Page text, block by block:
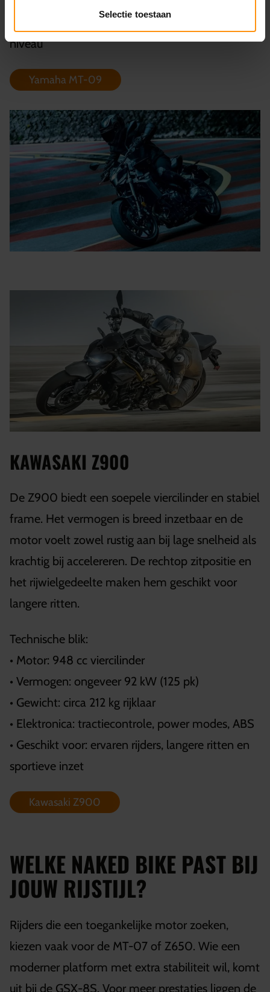
Selectie toestaan
• Geschikt voor: sportieve rijders, geavanceerder
niveau
Yamaha MT-09
KAWASAKI Z900
De Z900 biedt een soepele viercilinder en stabiel
frame. Het vermogen is breed inzetbaar en de
motor voelt zowel rustig aan bij lage snelheid als
krachtig bij accelereren. De rechtop zitpositie en
het rijwielgedeelte maken hem geschikt voor
langere ritten.
Technische blik:
• Motor: 948 cc viercilinder
• Vermogen: ongeveer 92 kW (125 pk)
• Gewicht: circa 212 kg rijklaar
• Elektronica: tractiecontrole, power modes, ABS
• Geschikt voor: ervaren rijders, langere ritten en
sportieve inzet
Kawasaki Z900
WELKE NAKED BIKE PAST BIJ
JOUW RIJSTIJL?
Rijders die een toegankelijke motor zoeken,
kiezen vaak voor de MT-07 of Z650. Wie een
moderner platform met extra stabiliteit wil, komt
uit bij de GSX-8S. Voor meer prestaties liggen de